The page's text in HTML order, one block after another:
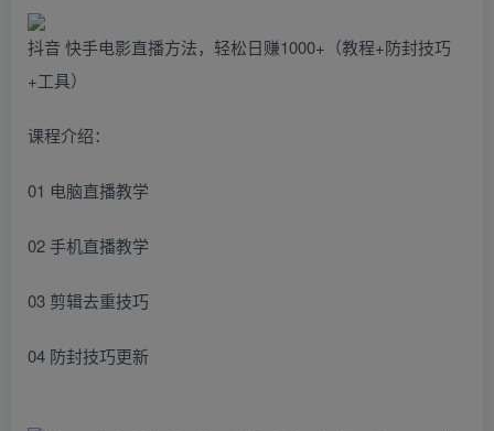
抖音 快手电影直播方法，轻松日赚1000+（教程+防封技巧
+工具）
课程介绍：
01 电脑直播教学
02 手机直播教学
03 剪辑去重技巧
04 防封技巧更新